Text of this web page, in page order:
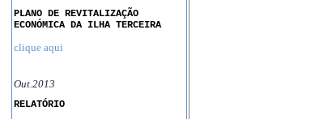
PLANO DE REVITALIZAÇÃO
ECONÓMICA DA ILHA TERCEIRA
clique aqui
Out.2013
RELATÓRIO